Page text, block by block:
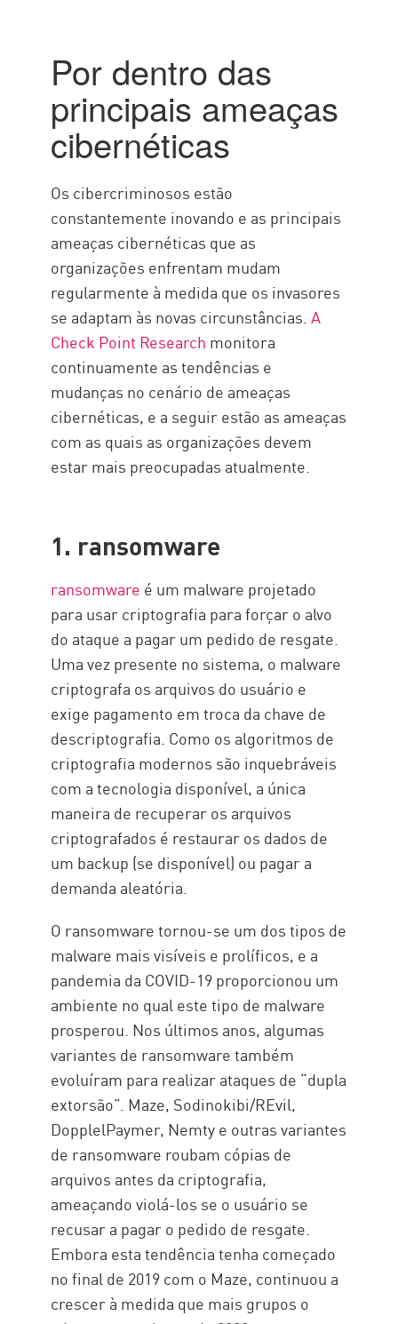
Por dentro das
principais ameaças
cibernéticas
Os cibercriminosos estão
constantemente inovando e as principais
ameaças cibernéticas que as
organizações enfrentam mudam
regularmente à medida que os invasores
se adaptam às novas circunstâncias.A
Check Point Research monitora
continuamente as tendências e
mudanças no cenário de ameaças
cibernéticas, e a seguir estão as ameaças
com as quais as organizações devem
estar mais preocupadas atualmente.
1. ransomware
ransomware é um malware projetado
para usar criptografia para forçar o alvo
do ataque a pagar um pedido de resgate.
Uma vez presente no sistema, o malware
criptografa os arquivos do usuário e
exige pagamento em troca da chave de
descriptografia. Como os algoritmos de
criptografia modernos são inquebráveis
com a tecnologia disponível, a única
maneira de recuperar os arquivos
criptografados é restaurar os dados de
um backup (se disponível) ou pagar a
demanda aleatória.
O ransomware tornou-se um dos tipos de
malware mais visíveis e prolíficos, e a
pandemia da COVID-19 proporcionou um
ambiente no qual este tipo de malware
prosperou. Nos últimos anos, algumas
variantes de ransomware também
evoluíram para realizar ataques de “dupla
extorsão”. Maze, Sodinokibi/REvil,
DopplelPaymer, Nemty e outras variantes
de ransomware roubam cópias de
arquivos antes da criptografia,
ameaçando violá-los se o usuário se
recusar a pagar o pedido de resgate.
Embora esta tendência tenha começado
no final de 2019 com o Maze, continuou a
crescer à medida que mais grupos o